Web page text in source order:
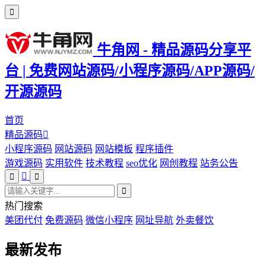
牛角网 - 精品源码分享平
台 | 免费网站源码/小程序源码/APP源码/
开源源码
首页
精品源码
小程序源码 网站源码 网站模板 程序插件
游戏源码 实用软件 技术教程 seo优化 网创教程 站务公告
热门搜索
美团代付 免费源码 微信小程序 网址导航 外卖餐饮
最新发布